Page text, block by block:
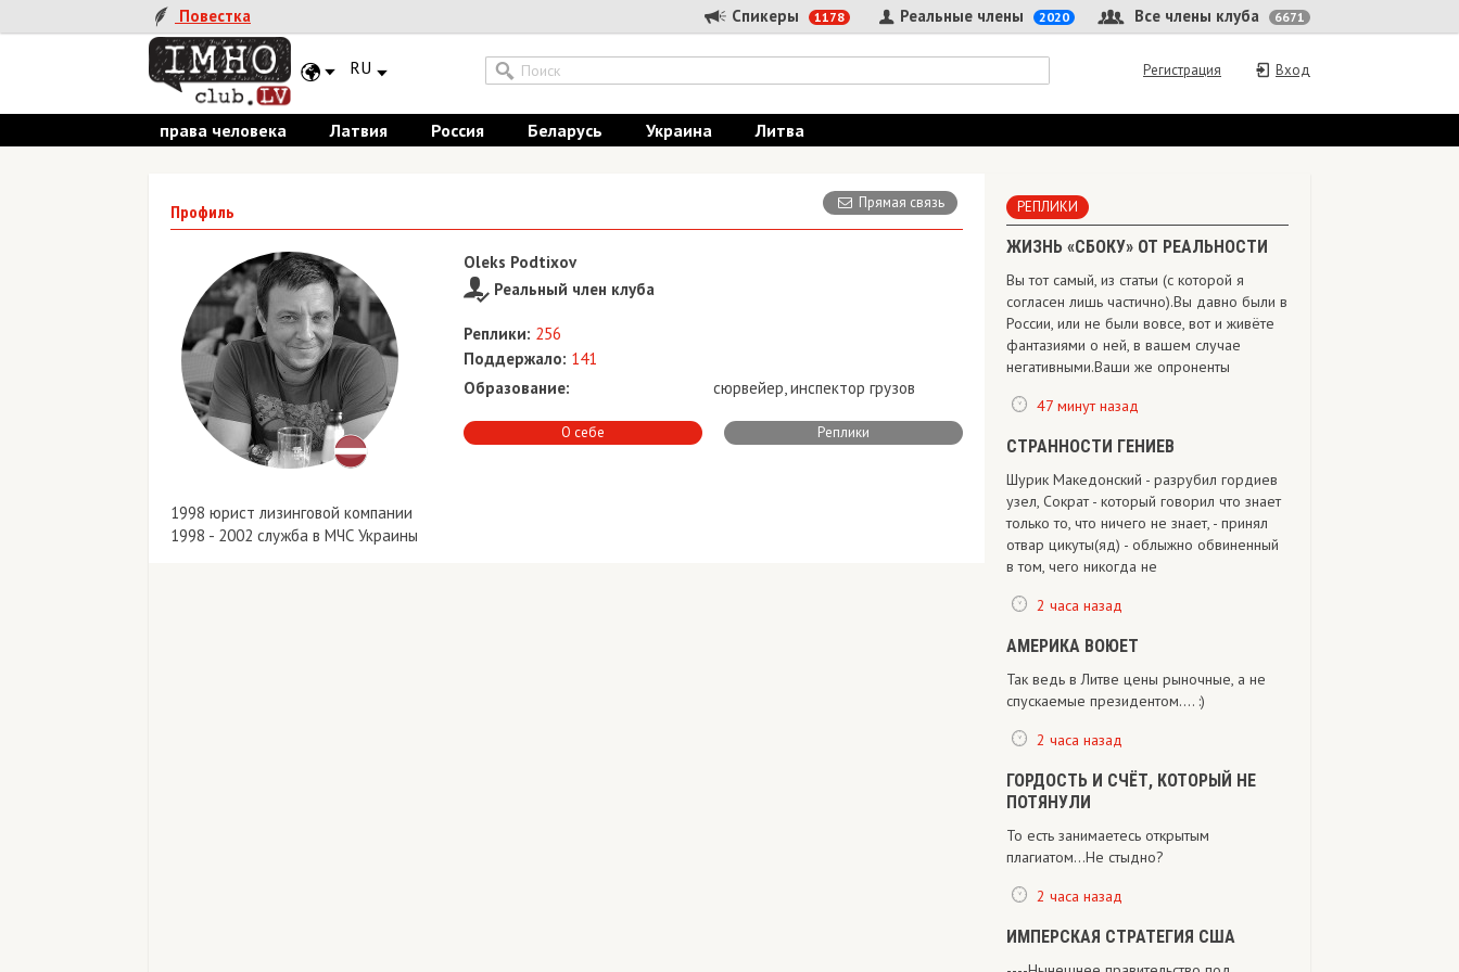
Повестка Спикеры 1178 Все члены клуба 6671
Реальные члены 2020
RU Вход
Регистрация
права человека Латвия Россия Беларусь Украина Литва
Профиль
Прямая связь
Oleks Podtixov
Реальный член клуба
Реплики: 256
Поддержало: 141
Образование:
сюрвейер, инспектор грузов
О себе Реплики
1998 юрист лизинговой компании
1998 - 2002 служба в МЧС Украины
РЕПЛИКИ
ЖИЗНЬ «СБОКУ» ОТ РЕАЛЬНОСТИ
Вы тот самый, из статьи (с которой я
согласен лишь частично).Вы давно были в
России, или не были вовсе, вот и живёте
фантазиями о ней, в вашем случае
негативными.Ваши же опроненты
47 минут назад
СТРАННОСТИ ГЕНИЕВ
Шурик Македонский - разрубил гордиев
узел, Сократ - который говорил что знает
только то, что ничего не знает, - принял
отвар цикуты(яд) - облыжно обвиненный
в том, чего никогда не
2 часа назад
АМЕРИКА ВОЮЕТ
Так ведь в Литве цены рыночные, а не
спускаемые президентом.... :)
2 часа назад
ГОРДОСТЬ И СЧЁТ, КОТОРЫЙ НЕ
ПОТЯНУЛИ
То есть занимаетесь открытым
плагиатом...Не стыдно?
2 часа назад
ИМПЕРСКАЯ СТРАТЕГИЯ США